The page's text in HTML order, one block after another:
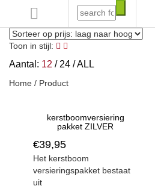
Toon in stijl:
Aantal: 12 / 24 /ALL
Home / Product
kerstboomversiering
pakket ZILVER
€39,95
Het kerstboom
versieringspakket bestaat
uit